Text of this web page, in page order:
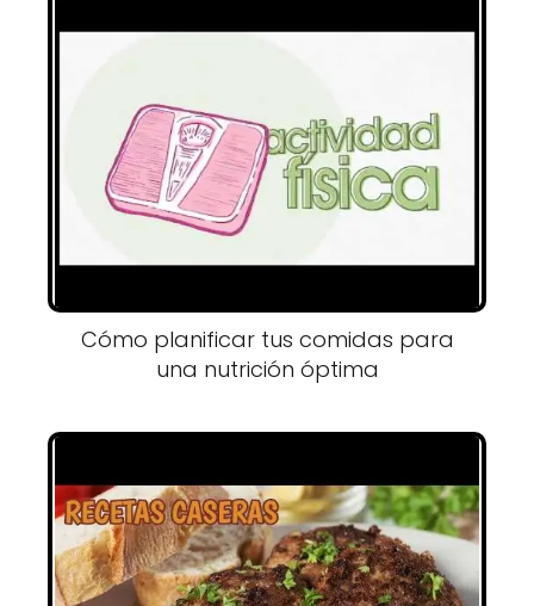
Cómo planificar tus comidas para
una nutrición óptima